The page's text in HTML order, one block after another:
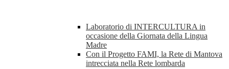
Laboratorio di INTERCULTURA in
occasione della Giornata della Lingua
Madre
Con il Progetto FAMI, la Rete di Mantova
intrecciata nella Rete lombarda